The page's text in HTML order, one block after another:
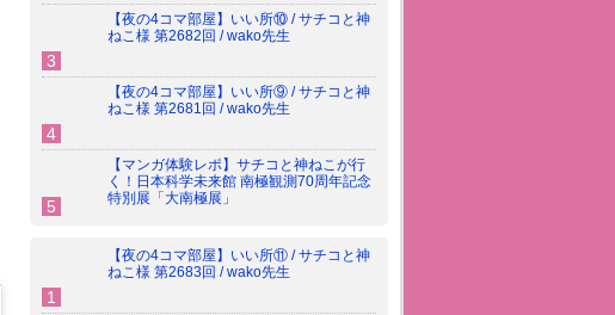
【夜の4コマ部屋】いい所⑩ / サチコと神
ねこ様 第2682回 / wako先生
【夜の4コマ部屋】いい所⑨ / サチコと神
ねこ様 第2681回 / wako先生
【マンガ体験レポ】サチコと神ねこが行
く！日本科学未来館 南極観測70周年記念
特別展「大南極展」
【夜の4コマ部屋】いい所⑪ / サチコと神
ねこ様 第2683回 / wako先生